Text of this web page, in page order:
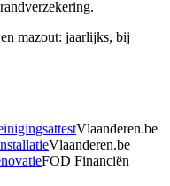
mazout: jaarlijks, bij
Vlaanderen.be
Vlaanderen.be
FOD Financiën